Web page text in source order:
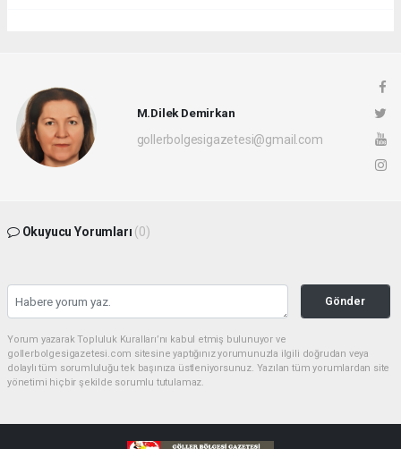
M.Dilek Demirkan
gollerbolgesigazetesi@gmail.com
Okuyucu Yorumları (0)
Gönder
Yorum yazarak Topluluk Kuralları’nı kabul etmiş bulunuyor ve
gollerbolgesigazetesi.com sitesine yaptığınız yorumunuzla ilgili doğrudan veya
dolaylı tüm sorumluluğu tek başınıza üstleniyorsunuz. Yazılan tüm yorumlardan site
yönetimi hiçbir şekilde sorumlu tutulamaz.